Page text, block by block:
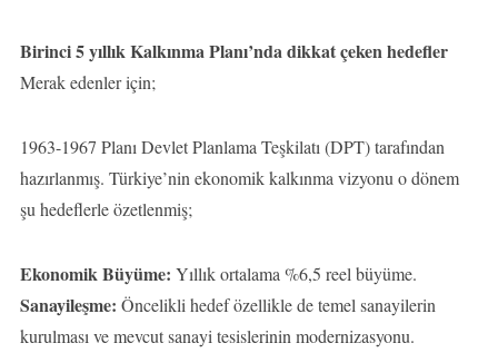
Birinci 5 yıllık Kalkınma Planı’nda dikkat çeken hedefler
Merak edenler için;
1963-1967 Planı Devlet Planlama Teşkilatı (DPT) tarafından
hazırlanmış. Türkiye’nin ekonomik kalkınma vizyonu o dönem
şu hedeflerle özetlenmiş;
Ekonomik Büyüme: Yıllık ortalama %6,5 reel büyüme.
Sanayileşme: Öncelikli hedef özellikle de temel sanayilerin
kurulması ve mevcut sanayi tesislerinin modernizasyonu.